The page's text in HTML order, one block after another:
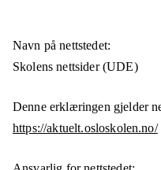
Navn på nettstedet:
Skolens nettsider (UDE)
Denne erklæringen gjelder
https://aktuelt.osloskolen.no/